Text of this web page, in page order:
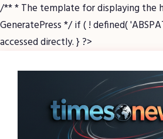
/** * The template for displaying the
GeneratePress */ if ( ! defined(
accessed directly. } ?>
content